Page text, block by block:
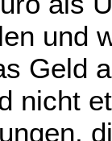
und
Geld
nicht